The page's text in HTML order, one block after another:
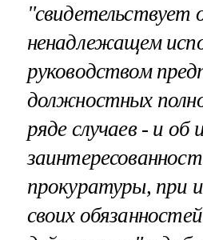
"свидетельствует
ненадлежащем
руководством
должностных
ряде случаев - и об
прокуратуры, при
своих